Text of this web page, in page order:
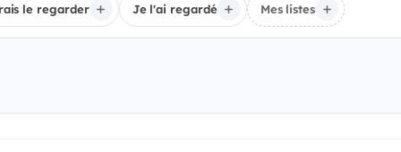
le regarder Je l'ai regardé Mes listes